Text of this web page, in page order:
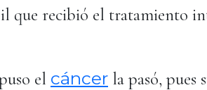
que recibió el tratamiento
el cáncer la pasó, pues